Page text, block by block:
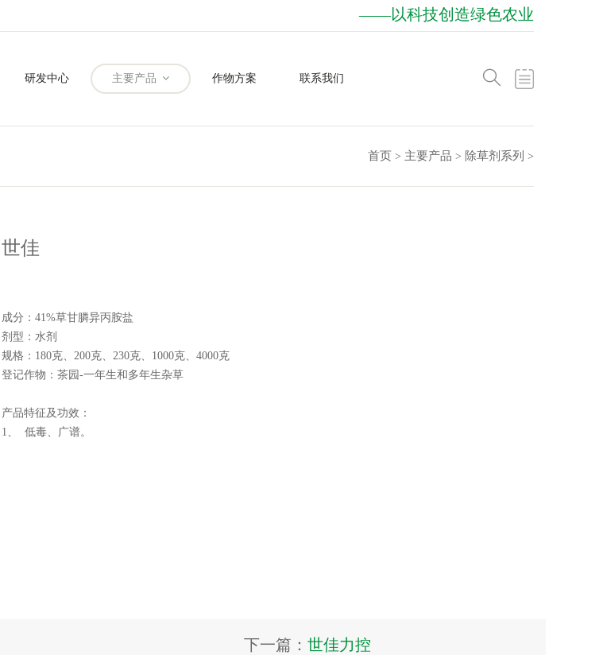
——以科技创造绿色农业
研发中心 主要产品 作物方案 联系我们
首页 > 主要产品 > 除草剂系列 >
世佳
成分：41%草甘膦异丙胺盐
剂型：水剂
规格：180克、200克、230克、1000克、4000克
登记作物：茶园-一年生和多年生杂草
产品特征及功效：
1、 低毒、广谱。
下一篇： 世佳力控